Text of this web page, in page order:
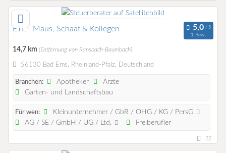
ETL - Maus, Schaaf & Kollegen
1 Bew.
14,7 km (Entfernung von Ransbach-Baumbach)
56130 Bad Ems, Rheinland-Pfalz, Deutschland
Branchen: Apotheker
Ärzte
Garten- und Landschaftsbau
Für wen:
Kleinunternehmer / GbR / OHG / KG / PersG
AG / SE / GmbH / UG / Ltd.
Freiberufler
32